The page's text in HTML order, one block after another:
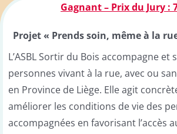
Gagnant – Prix du Jury :
Projet « Prends soin, même à la
L’ASBL Sortir du Bois accompagne et
personnes vivant à la rue, avec ou
en Province de Liège. Elle agit
améliorer les conditions de vie des
accompagnées en favorisant l’accès